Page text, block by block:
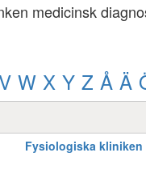
medicinsk
W X Y Z Å Ä
Fysiologiska kliniken